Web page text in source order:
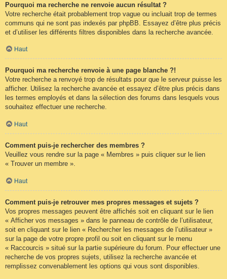
Pourquoi ma recherche ne renvoie aucun résultat ?
Votre recherche était probablement trop vague ou incluait trop de termes
communs qui ne sont pas indexés par phpBB. Essayez d’être plus précis
et d’utiliser les différents filtres disponibles dans la recherche avancée.
Haut
Pourquoi ma recherche renvoie à une page blanche ?!
Votre recherche a renvoyé trop de résultats pour que le serveur puisse les
afficher. Utilisez la recherche avancée et essayez d’être plus précis dans
les termes employés et dans la sélection des forums dans lesquels vous
souhaitez effectuer une recherche.
Haut
Comment puis-je rechercher des membres ?
Veuillez vous rendre sur la page « Membres » puis cliquer sur le lien
« Trouver un membre ».
Haut
Comment puis-je retrouver mes propres messages et sujets ?
Vos propres messages peuvent être affichés soit en cliquant sur le lien
« Afficher vos messages » dans le panneau de contrôle de l’utilisateur,
soit en cliquant sur le lien « Rechercher les messages de l’utilisateur »
sur la page de votre propre profil ou soit en cliquant sur le menu
« Raccourcis » situé sur la partie supérieure du forum. Pour effectuer une
recherche de vos propres sujets, utilisez la recherche avancée et
remplissez convenablement les options qui vous sont disponibles.